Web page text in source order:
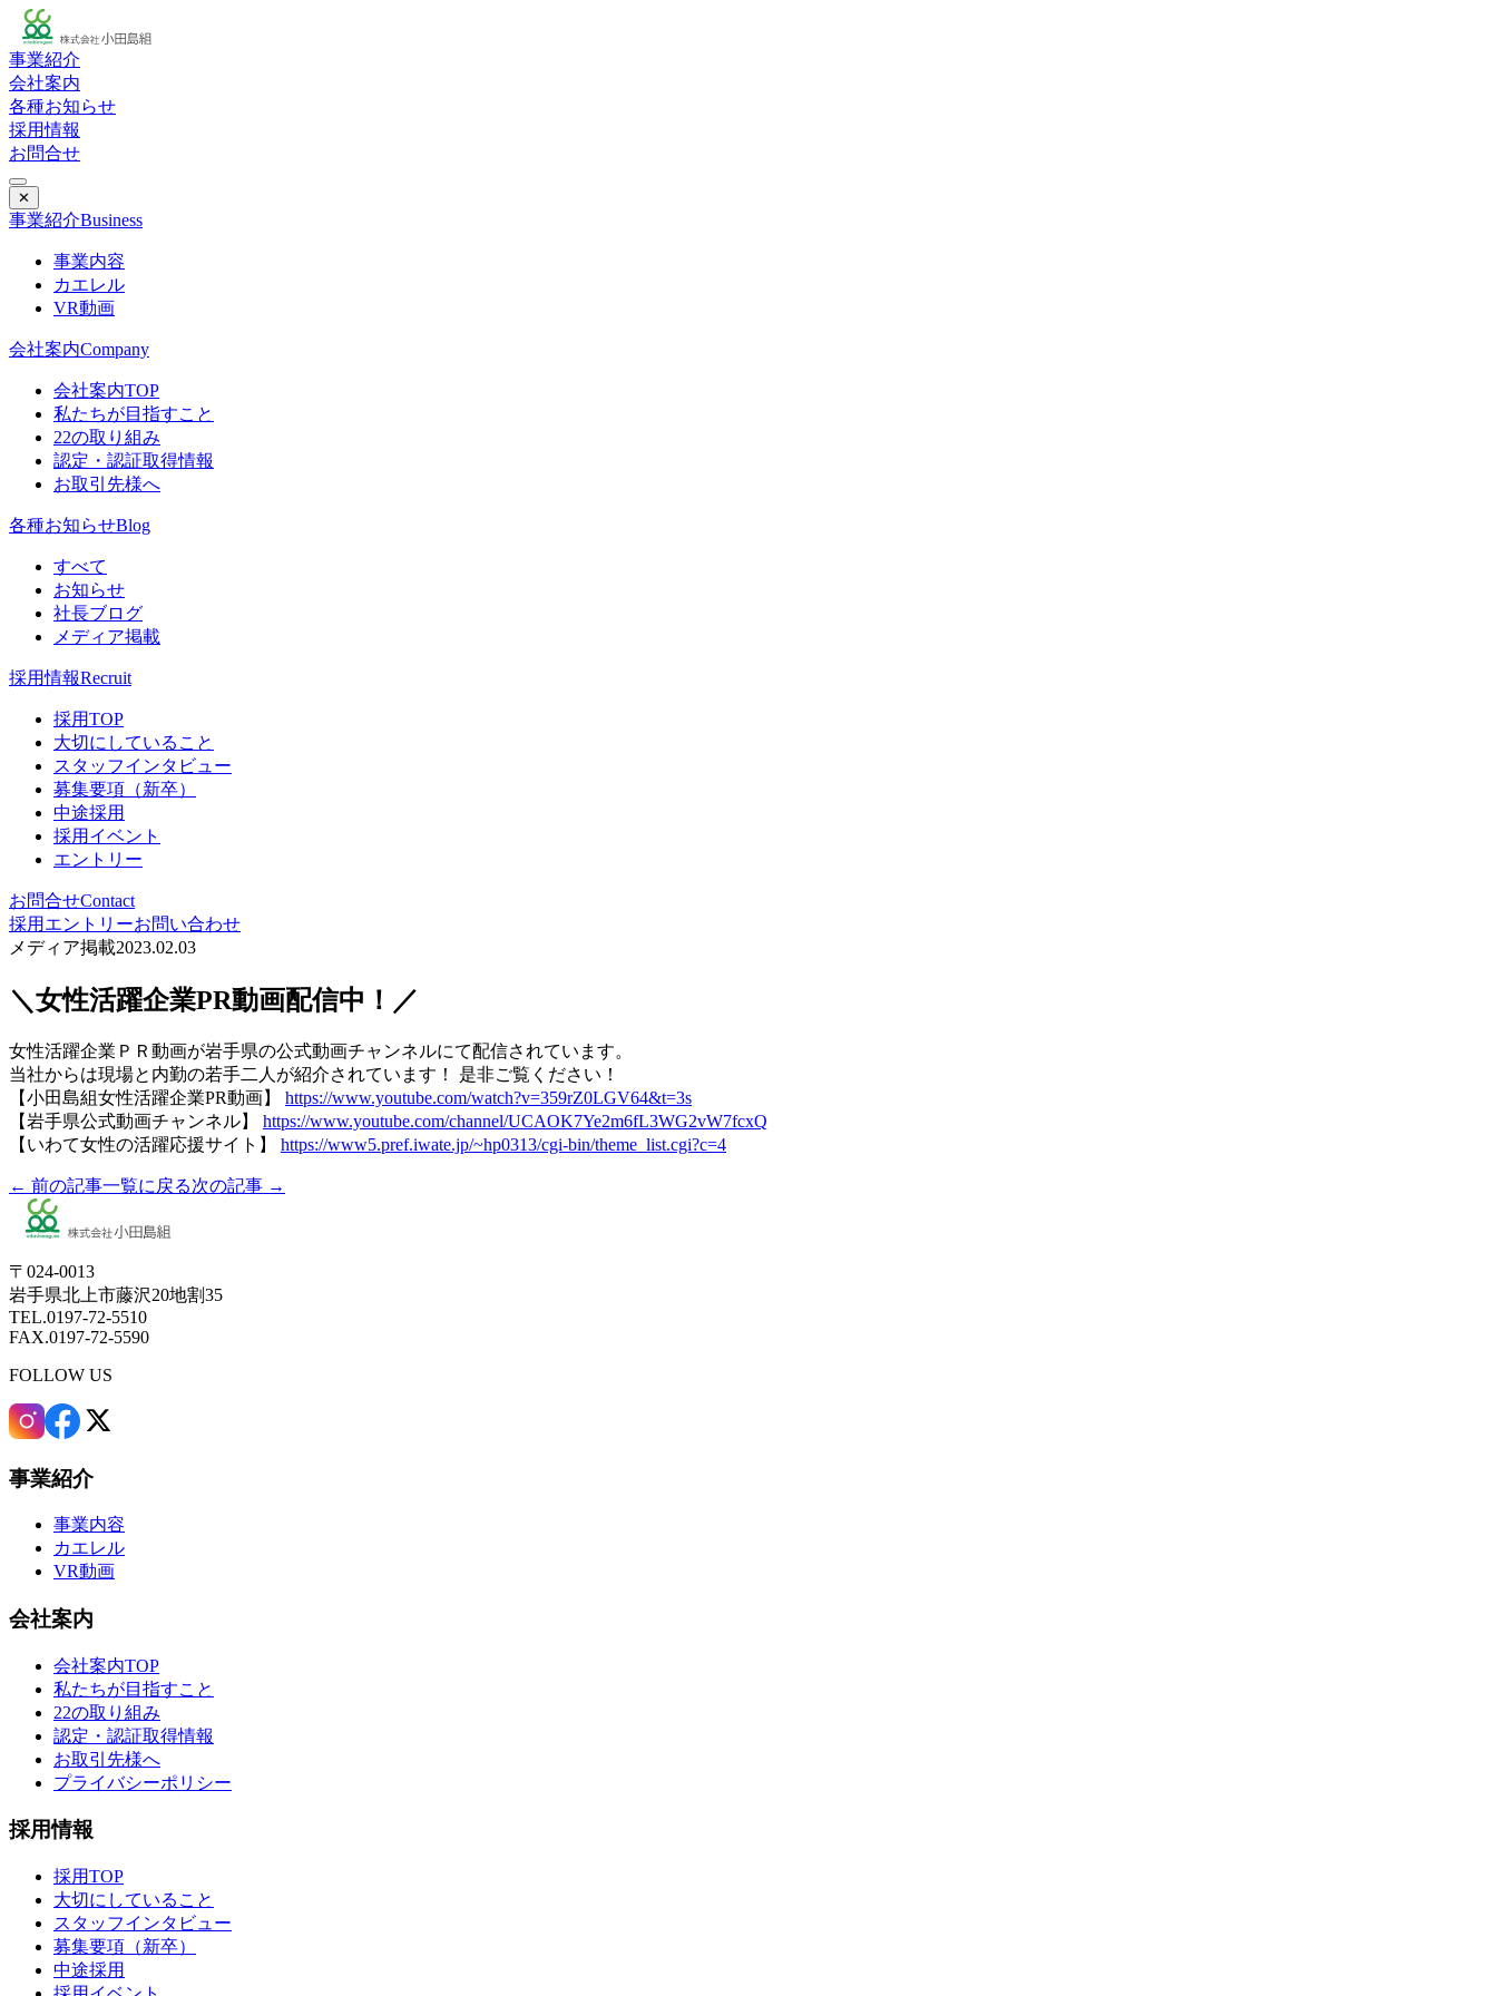
事業紹介
会社案内
各種お知らせ
採用情報
お問合せ
✕
事業紹介Business
事業内容
カエレル
VR動画
会社案内Company
会社案内TOP
私たちが目指すこと
22の取り組み
認定・認証取得情報
お取引先様へ
各種お知らせBlog
すべて
お知らせ
社長ブログ
メディア掲載
採用情報Recruit
採用TOP
大切にしていること
スタッフインタビュー
募集要項（新卒）
中途採用
採用イベント
エントリー
お問合せContact
採用エントリーお問い合わせ
メディア掲載2023.02.03
＼女性活躍企業PR動画配信中！／
女性活躍企業ＰＲ動画が岩手県の公式動画チャンネルにて配信されています。
当社からは現場と内勤の若手二人が紹介されています！ 是非ご覧ください！
【小田島組女性活躍企業PR動画】 https://www.youtube.com/watch?v=359rZ0LGV64&t=3s
【岩手県公式動画チャンネル】 https://www.youtube.com/channel/UCAOK7Ye2m6fL3WG2vW7fcxQ
【いわて女性の活躍応援サイト】 https://www5.pref.iwate.jp/~hp0313/cgi-bin/theme_list.cgi?c=4
← 前の記事一覧に戻る次の記事 →
〒024-0013
岩手県北上市藤沢20地割35
TEL.0197-72-5510
FAX.0197-72-5590
FOLLOW US
事業紹介
事業内容
カエレル
VR動画
会社案内
会社案内TOP
私たちが目指すこと
22の取り組み
認定・認証取得情報
お取引先様へ
プライバシーポリシー
採用情報
採用TOP
大切にしていること
スタッフインタビュー
募集要項（新卒）
中途採用